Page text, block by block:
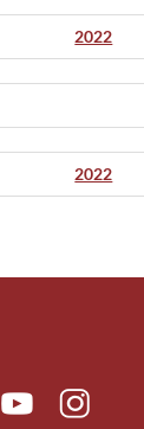
2022
2022
Youtube